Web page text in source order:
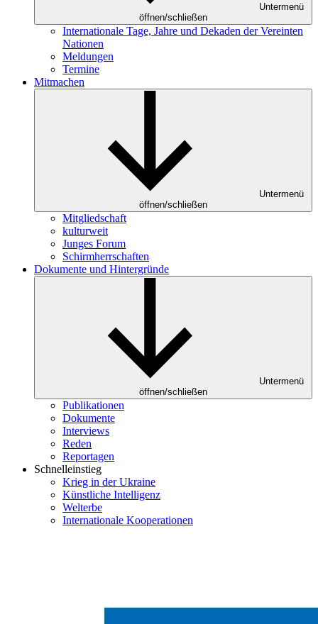
Untermenü
öffnen/schließen
Internationale Tage, Jahre und Dekaden der Vereinten
Nationen
Meldungen
Termine
Mitmachen
Untermenü
öffnen/schließen
Mitgliedschaft
kulturweit
Junges Forum
Schirmherrschaften
Dokumente und Hintergründe
Untermenü
öffnen/schließen
Publikationen
Dokumente
Interviews
Reden
Reportagen
Schnelleinstieg
Krieg in der Ukraine
Künstliche Intelligenz
Welterbe
Internationale Kooperationen